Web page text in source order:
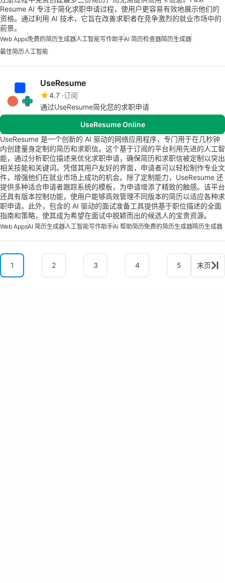
Resume AI 专注于简化求职申请过程，使用户更容易有效地展示他们的
资格。通过利用 AI 技术，它旨在改善求职者在竞争激烈的就业市场中的
前景。
Web Apps免费的简历生成器人工智能写作助手AI 简历检查器简历生成器
最佳简历人工智能
UseResume
4.7 订阅
通过UseResume简化您的求职申请
UseResume Online
UseResume 是一个创新的 AI 驱动的网络应用程序，专门用于在几秒钟
内创建量身定制的简历和求职信。这个基于订阅的平台利用先进的人工智
能，通过分析职位描述来优化求职申请，确保简历和求职信被定制以突出
相关技能和关键词。凭借其用户友好的界面，申请者可以轻松制作专业文
件，增强他们在就业市场上成功的机会。除了定制能力，UseResume 还
提供多种适合申请者跟踪系统的模板，为申请增添了精致的触感。该平台
还具有版本控制功能，使用户能够高效管理不同版本的简历以适应各种求
职申请。此外，包含的 AI 驱动的面试准备工具提供基于职位描述的全面
指南和策略，使其成为希望在面试中脱颖而出的候选人的宝贵资源。
Web AppsAI 简历生成器人工智能写作助手Ai 帮助简历免费的简历生成器简历生成器
1 2 3 4 5 末页